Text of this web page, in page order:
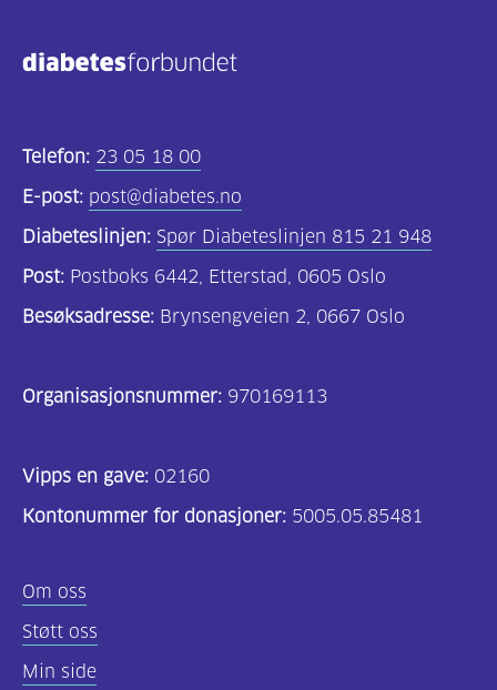
Telefon: 23 05 18 00
E-post: post@diabetes.no
Diabeteslinjen: Spør Diabeteslinjen 815 21 948
Post: Postboks 6442, Etterstad, 0605 Oslo
Besøksadresse: Brynsengveien 2, 0667 Oslo
Organisasjonsnummer: 970169113
Vipps en gave: 02160
Kontonummer for donasjoner: 5005.05.85481
Om oss
Støtt oss
Min side